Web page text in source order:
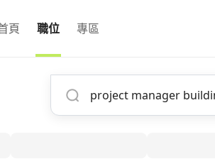
頁 職位 專區